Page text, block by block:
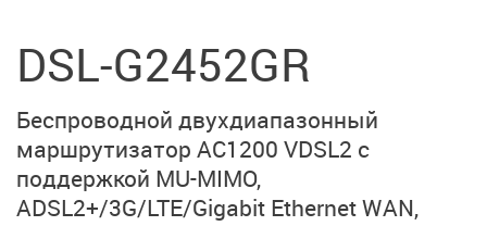
DSL-G2452GR
Беспроводной двухдиапазонный
маршрутизатор AC1200 VDSL2 с
поддержкой MU-MIMO,
ADSL2+/3G/LTE/Gigabit Ethernet WAN,